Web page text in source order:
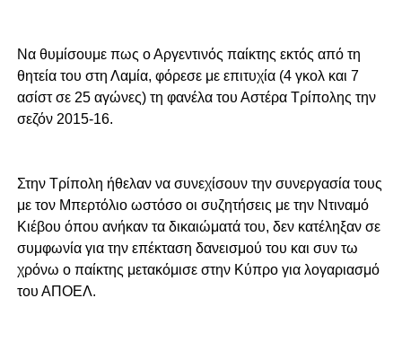
Να θυμίσουμε πως ο Αργεντινός παίκτης εκτός από τη
θητεία του στη Λαμία, φόρεσε με επιτυχία (4 γκολ και 7
ασίστ σε 25 αγώνες) τη φανέλα του Αστέρα Τρίπολης την
σεζόν 2015-16.
Στην Τρίπολη ήθελαν να συνεχίσουν την συνεργασία τους
με τον Μπερτόλιο ωστόσο οι συζητήσεις με την Ντιναμό
Κιέβου όπου ανήκαν τα δικαιώματά του, δεν κατέληξαν σε
συμφωνία για την επέκταση δανεισμού του και συν τω
χρόνω ο παίκτης μετακόμισε στην Κύπρο για λογαριασμό
του ΑΠΟΕΛ.